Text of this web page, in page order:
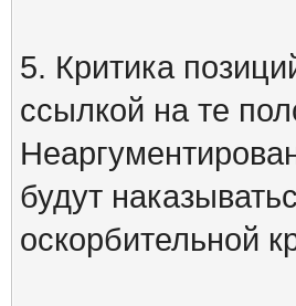
5. Критика
ссылкой на те
будут
оскорбительной